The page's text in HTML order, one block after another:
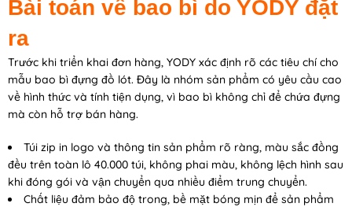
Bài toán về bao bì do YODY đặt
ra
Trước khi triển khai đơn hàng, YODY xác định rõ các tiêu chí cho
mẫu bao bì đựng đồ lót. Đây là nhóm sản phẩm có yêu cầu cao
về hình thức và tính tiện dụng, vì bao bì không chỉ để chứa đựng
mà còn hỗ trợ bán hàng.
Túi zip in logo và thông tin sản phẩm rõ ràng, màu sắc đồng
đều trên toàn lô 40.000 túi, không phai màu, không lệch hình sau
khi đóng gói và vận chuyển qua nhiều điểm trung chuyển.
Chất liệu đảm bảo độ trong, bề mặt bóng mịn để sản phẩm